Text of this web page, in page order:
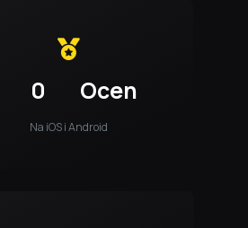
0 Ocen
Na iOS i Android